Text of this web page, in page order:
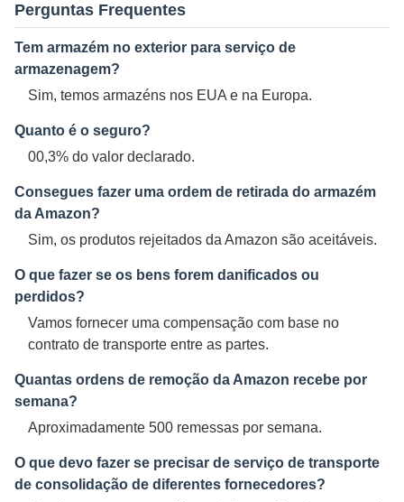
Perguntas Frequentes
Tem armazém no exterior para serviço de
armazenagem?
Sim, temos armazéns nos EUA e na Europa.
Quanto é o seguro?
00,3% do valor declarado.
Consegues fazer uma ordem de retirada do armazém
da Amazon?
Sim, os produtos rejeitados da Amazon são aceitáveis.
O que fazer se os bens forem danificados ou
perdidos?
Vamos fornecer uma compensação com base no
contrato de transporte entre as partes.
Quantas ordens de remoção da Amazon recebe por
semana?
Aproximadamente 500 remessas por semana.
O que devo fazer se precisar de serviço de transporte
de consolidação de diferentes fornecedores?